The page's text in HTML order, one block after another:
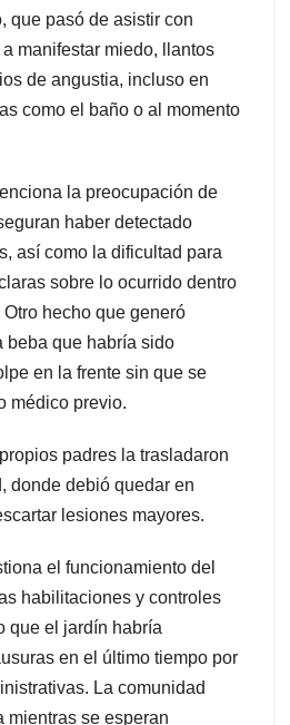
que pasó de asistir con
manifestar miedo, llantos
de angustia, incluso en
como el baño o al momento
la preocupación de
haber detectado
así como la dificultad para
sobre lo ocurrido dentro
hecho que generó
beba que habría sido
en la frente sin que se
médico previo.
padres la trasladaron
donde debió quedar en
lesiones mayores.
el funcionamiento del
habilitaciones y controles
que el jardín habría
en el último tiempo por
La comunidad
mientras se esperan